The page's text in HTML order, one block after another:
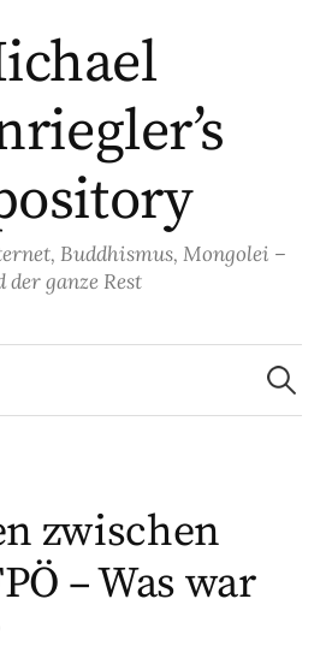
Buddhismus, Mongolei –
der ganze Rest
Suchen
nach:
zwischen
– Was war